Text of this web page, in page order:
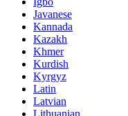
Javanese
Kannada
Kazakh
Khmer
Kurdish
Kyrgyz
Latin
Latvian